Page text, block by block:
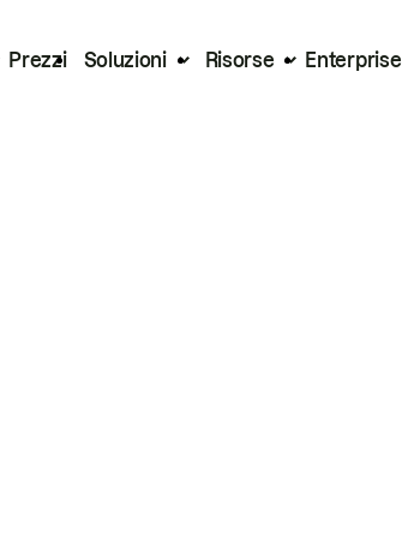
Prezzi Soluzioni Risorse Enterprise